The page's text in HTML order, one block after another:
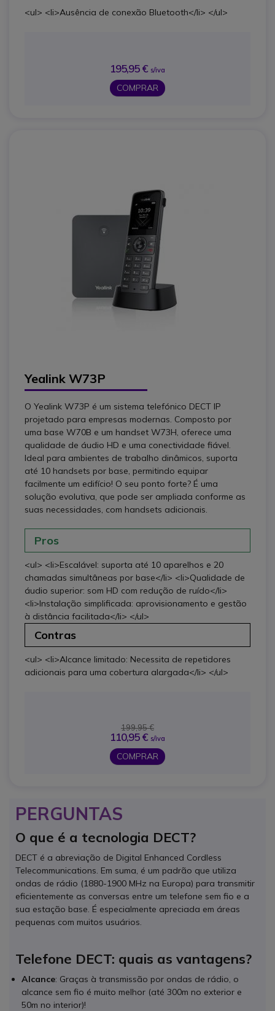
<ul> <li>Ausência de conexão Bluetooth</li> </ul>
195,95 € s/iva
COMPRAR
Yealink W73P
O Yealink W73P é um sistema telefónico DECT IP
projetado para empresas modernas. Composto por
uma base W70B e um handset W73H, oferece uma
qualidade de áudio HD e uma conectividade fiável.
Ideal para ambientes de trabalho dinâmicos, suporta
até 10 handsets por base, permitindo equipar
facilmente um edifício! O seu ponto forte? É uma
solução evolutiva, que pode ser ampliada conforme as
suas necessidades, com handsets adicionais.
Pros
<ul> <li>Escalável: suporta até 10 aparelhos e 20
chamadas simultâneas por base</li> <li>Qualidade de
áudio superior: som HD com redução de ruído</li>
<li>Instalação simplificada: aprovisionamento e gestão
à distância facilitada</li> </ul>
Contras
<ul> <li>Alcance limitado: Necessita de repetidores
adicionais para uma cobertura alargada</li> </ul>
199,95 €
110,95 € s/iva
COMPRAR
PERGUNTAS
O que é a tecnologia DECT?
DECT é a abreviação de Digital Enhanced Cordless
Telecommunications. Em suma, é um padrão que utiliza
ondas de rádio (1880-1900 MHz na Europa) para transmitir
eficientemente as conversas entre um telefone sem fio e a
sua estação base. É especialmente apreciada em áreas
pequenas com muitos usuários.
Telefone DECT: quais as vantagens?
Alcance: Graças à transmissão por ondas de rádio, o
alcance sem fio é muito melhor (até 300m no exterior e
50m no interior)!